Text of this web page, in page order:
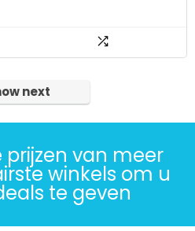
next
prijzen van meer
winkels om u
te geven